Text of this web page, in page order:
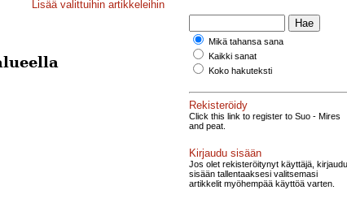
Lisää valittuihin artikkeleihin
Mikä tahansa sana
Kaikki sanat
Koko hakuteksti
Rekisteröidy
Click this link to register to Suo - Mires
and peat.
Kirjaudu sisään
Jos olet rekisteröitynyt käyttäjä, kirjaudu
sisään tallentaaksesi valitsemasi
artikkelit myöhempää käyttöä varten.